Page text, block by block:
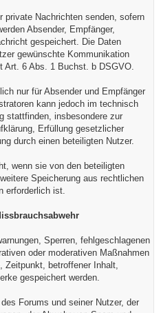
private Nachrichten senden, sofern
Absender, Empfänger,
gespeichert. Die Daten
gewünschte Kommunikation
Art. 6 Abs. 1 Buchst. b DSGVO.
nur für Absender und Empfänger
kann jedoch im technisch
stattfinden, insbesondere zur
Erfüllung gesetzlicher
durch einen beteiligten Nutzer.
wenn sie von den beteiligten
Speicherung aus rechtlichen
erforderlich ist.
Sperren, fehlgeschlagenen
oder moderativen Maßnahmen
Zeitpunkt, betroffener Inhalt,
gespeichert werden.
Forums und seiner Nutzer, der